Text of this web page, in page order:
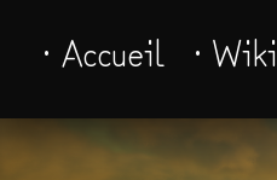
· Accueil · Wiki